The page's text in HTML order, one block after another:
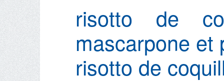
risotto de
mascarpone et
risotto de